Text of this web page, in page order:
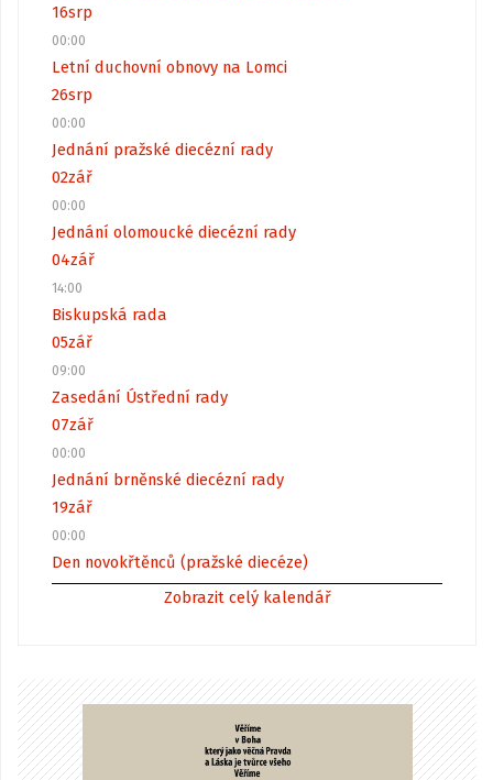
16srp
00:00
Letní duchovní obnovy na Lomci
26srp
00:00
Jednání pražské diecézní rady
02zář
00:00
Jednání olomoucké diecézní rady
04zář
14:00
Biskupská rada
05zář
09:00
Zasedání Ústřední rady
07zář
00:00
Jednání brněnské diecézní rady
19zář
00:00
Den novokřtěnců (pražské diecéze)
Zobrazit celý kalendář